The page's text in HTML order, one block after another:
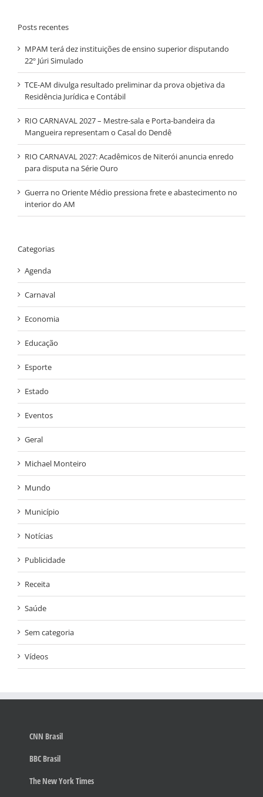
Posts recentes
MPAM terá dez instituições de ensino superior disputando
22º Júri Simulado
TCE-AM divulga resultado preliminar da prova objetiva da
Residência Jurídica e Contábil
RIO CARNAVAL 2027 – Mestre-sala e Porta-bandeira da
Mangueira representam o Casal do Dendê
RIO CARNAVAL 2027: Acadêmicos de Niterói anuncia enredo
para disputa na Série Ouro
Guerra no Oriente Médio pressiona frete e abastecimento no
interior do AM
Categorias
Agenda
Carnaval
Economia
Educação
Esporte
Estado
Eventos
Geral
Michael Monteiro
Mundo
Município
Notícias
Publicidade
Receita
Saúde
Sem categoria
Vídeos
CNN Brasil
BBC Brasil
The New York Times